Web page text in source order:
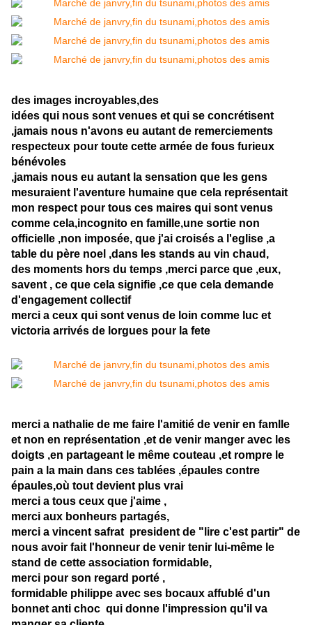
des images incroyables,des
idées qui nous sont venues et qui se concrétisent
,jamais nous n'avons eu autant de remerciements
respecteux pour toute cette armée de fous furieux
bénévoles
,jamais nous eu autant la sensation que les gens
mesuraient l'aventure humaine que cela représentait
mon respect pour tous ces maires qui sont venus
comme cela,incognito en famille,une sortie non
officielle ,non imposée, que j'ai croisés a l'eglise ,a
table du père noel ,dans les stands au vin chaud,
des moments hors du temps ,merci parce que ,eux,
savent , ce que cela signifie ,ce que cela demande
d'engagement collectif
merci a ceux qui sont venus de loin comme luc et
victoria arrivés de lorgues pour la fete
merci a nathalie de me faire l'amitié de venir en famlle
et non en représentation ,et de venir manger avec les
doigts ,en partageant le même couteau ,et rompre le
pain a la main dans ces tablées ,épaules contre
épaules,où tout devient plus vrai
merci a tous ceux que j'aime ,
merci aux bonheurs partagés,
merci a vincent safrat president de "lire c'est partir" de
nous avoir fait l'honneur de venir tenir lui-même le
stand de cette association formidable,
merci pour son regard porté ,
formidable philippe avec ses bocaux affublé d'un
bonnet anti choc qui donne l'impression qu'il va